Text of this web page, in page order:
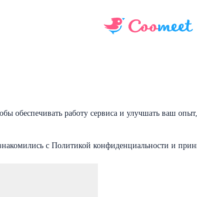
обеспечивать работу сервиса и улучшать ваш
с Политикой конфиденциальности и